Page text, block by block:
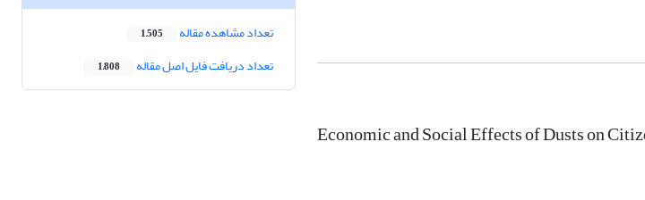
Economic and Social Effects of Dusts on
تعداد مشاهده مقاله 1,505
تعداد دریافت فایل اصل مقاله 1,808